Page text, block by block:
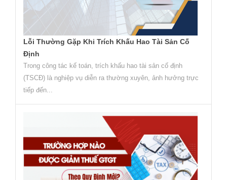
Lỗi Thường Gặp Khi Trích Khấu Hao Tài Sản Cố
Định
Trong công tác kế toán, trích khấu hao tài sản cố định
(TSCĐ) là nghiệp vụ diễn ra thường xuyên, ảnh hưởng trực
tiếp đến...